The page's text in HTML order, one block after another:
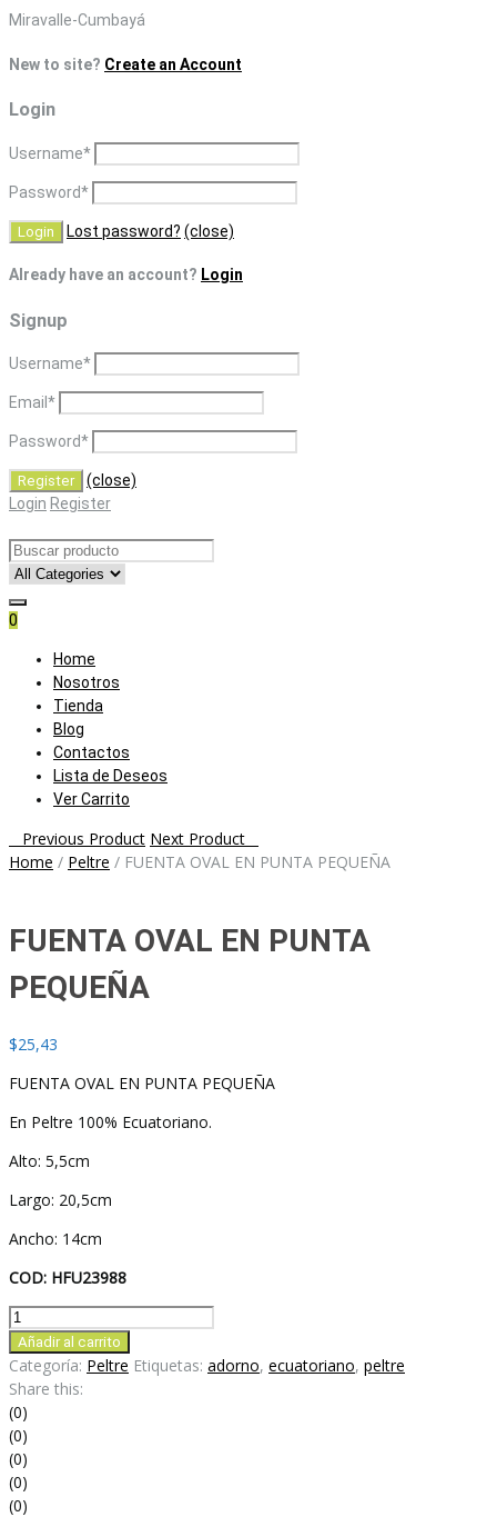
Skip
content
Miravalle-Cumbayá
New to site? Create an Account
Login
Username*
Password*
Lost password? (close)
Already have an account? Login
Signup
Username*
Email *
Password*
(close)
Login Register
0
Skip
content
Home
Nosotros
Tienda
Blog
Contactos
Lista de Deseos
Ver Carrito
Post
navigation
Previous Product Next Product
Home / Peltre / FUENTA OVAL EN PUNTA PEQUEÑA
FUENTA OVAL EN PUNTA
PEQUEÑA
$25,43
FUENTA OVAL EN PUNTA PEQUEÑA
En Peltre 100% Ecuatoriano.
Alto: 5,5cm
Largo: 20,5cm
Ancho: 14cm
COD: HFU23988
FUENTA
OVAL
EN
PUNTA
PEQUEÑA
cantidad
Añadir al carrito
Categoría: Peltre Etiquetas: adorno, ecuatoriano, peltre
Share this:
(0)
(0)
(0)
(0)
(0)